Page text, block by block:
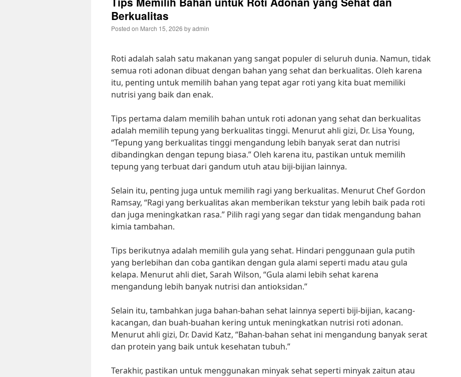
Berkualitas
Posted on March 15, 2026 byadmin
Roti adalah salah satu makanan yang sangat populer di seluruh dunia. Namun, tidak
semua roti adonan dibuat dengan bahan yang sehat dan berkualitas. Oleh karena
itu, penting untuk memilih bahan yang tepat agar roti yang kita buat memiliki
nutrisi yang baik dan enak.
Tips pertama dalam memilih bahan untuk roti adonan yang sehat dan berkualitas
adalah memilih tepung yang berkualitas tinggi. Menurut ahli gizi, Dr. Lisa Young,
“Tepung yang berkualitas tinggi mengandung lebih banyak serat dan nutrisi
dibandingkan dengan tepung biasa.” Oleh karena itu, pastikan untuk memilih
tepung yang terbuat dari gandum utuh atau biji-bijian lainnya.
Selain itu, penting juga untuk memilih ragi yang berkualitas. Menurut Chef Gordon
Ramsay, “Ragi yang berkualitas akan memberikan tekstur yang lebih baik pada roti
dan juga meningkatkan rasa.” Pilih ragi yang segar dan tidak mengandung bahan
kimia tambahan.
Tips berikutnya adalah memilih gula yang sehat. Hindari penggunaan gula putih
yang berlebihan dan coba gantikan dengan gula alami seperti madu atau gula
kelapa. Menurut ahli diet, Sarah Wilson, “Gula alami lebih sehat karena
mengandung lebih banyak nutrisi dan antioksidan.”
Selain itu, tambahkan juga bahan-bahan sehat lainnya seperti biji-bijian, kacang-
kacangan, dan buah-buahan kering untuk meningkatkan nutrisi roti adonan.
Menurut ahli gizi, Dr. David Katz, “Bahan-bahan sehat ini mengandung banyak serat
dan protein yang baik untuk kesehatan tubuh.”
Terakhir, pastikan untuk menggunakan minyak sehat seperti minyak zaitun atau